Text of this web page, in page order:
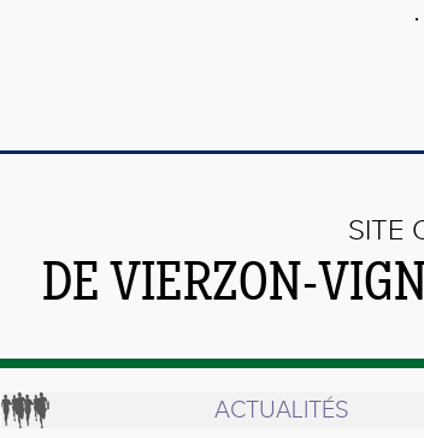
SITE
DE VIERZON-
ACTUALITÉS